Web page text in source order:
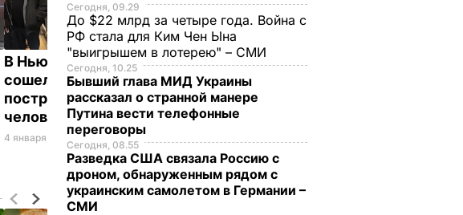
В Нью-Йорке поезд
сошел с рельсов,
пострадали 76
человек
4 января, 17.57МИР
"Укрзалізниця"
назначила
рекордное
количество поездов
30 декабря, 09.32ОБЩЕСТВО
Сегодня, 09.29
До $22 млрд за четыре года. Война с
РФ стала для Ким Чен Ына
"выигрышем в лотерею" – СМИ
Сегодня, 10.25
Бывший глава МИД Украины
рассказал о странной манере
Путина вести телефонные
переговоры
Сегодня, 08.55
Разведка США связала Россию с
дроном, обнаруженным рядом с
украинским самолетом в Германии –
СМИ